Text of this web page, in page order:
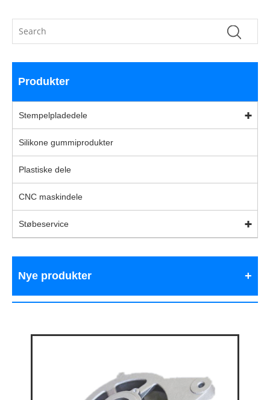
Produkter
Stempelpladedele
Silikone gummiprodukter
Plastiske dele
CNC maskindele
Støbeservice
Nye produkter